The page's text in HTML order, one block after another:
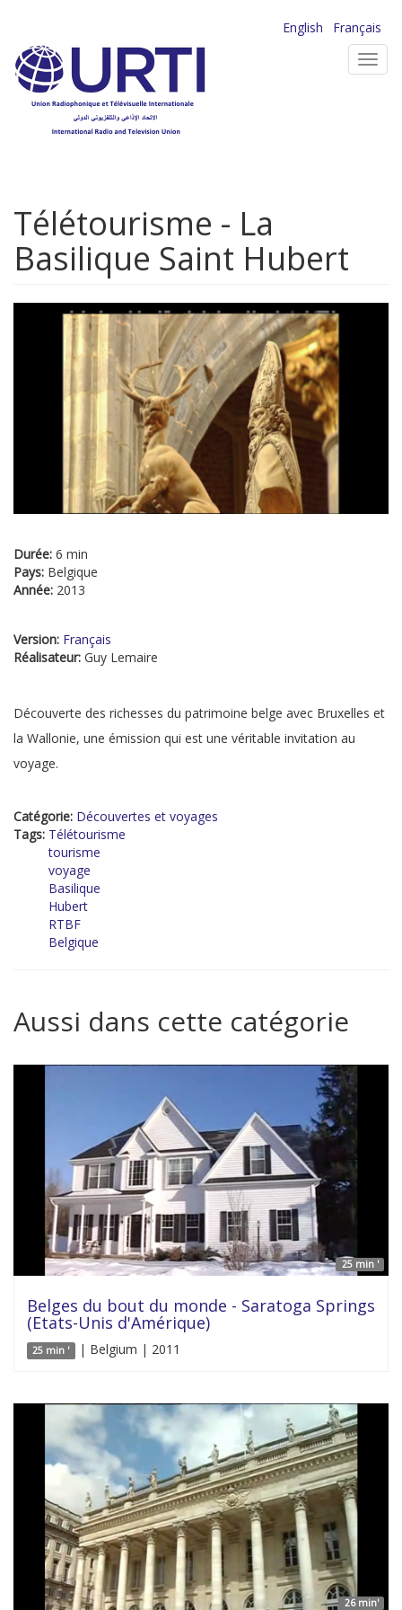
contenu
principal
English
Français
Télétourisme - La
Basilique Saint Hubert
Durée: 6 min
Pays: Belgique
Année: 2013
Version: Français
Réalisateur: Guy Lemaire
Découverte des richesses du patrimoine belge avec Bruxelles et
la Wallonie, une émission qui est une véritable invitation au
voyage.
Catégorie: Découvertes et voyages
Tags: Télétourisme
tourisme
voyage
Basilique
Hubert
RTBF
Belgique
Aussi dans cette catégorie
25 min '
Belges du bout du monde - Saratoga Springs
(Etats-Unis d'Amérique)
25 min ' | Belgium | 2011
26 min'